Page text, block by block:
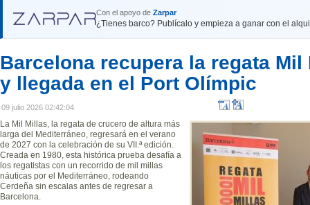
Con el apoyo de Zarpar
¿Tienes barco? Publícalo y empieza a ganar con el
Barcelona recupera la regata
y llegada en el Port Olímpic
09 julio 2026 02:42:04
La Mil Millas, la regata de crucero de altura más
larga del Mediterráneo, regresará en el verano
de 2027 con la celebración de su VII.ª edición.
Creada en 1980, esta histórica prueba desafía a
los regatistas con un recorrido de mil millas
náuticas por el Mediterráneo, rodeando
Cerdeña sin escalas antes de regresar a
Barcelona.